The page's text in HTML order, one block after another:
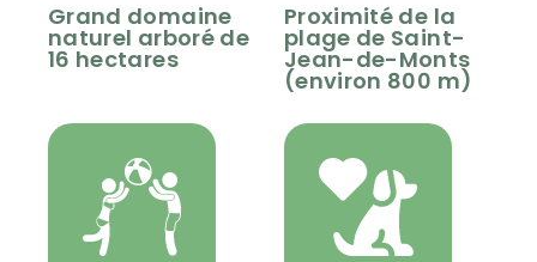
Grand domaine
naturel arboré de
16 hectares
Proximité de la
plage de Saint-
Jean-de-Monts
(environ 800 m)